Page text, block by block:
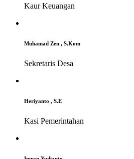
Kaur Keuangan
Muhamad Zen , S.Kom
Sekretaris Desa
Heriyanto , S.E
Kasi Pemerintahan